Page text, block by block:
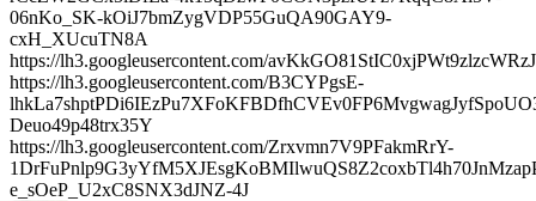
06nKo_SK-kOiJ7bmZygVDP55GuQA90GAY9-
cxH_XUcuTN8A
https://lh3.googleusercontent.com/
https://lh3.googleusercontent.com/B3CYPgsE-
Deuo49p48trx35Y
https://lh3.googleusercontent.com/Zrxvmn7V9PFakmRrY-
e_sOeP_U2xC8SNX3dJNZ-4J